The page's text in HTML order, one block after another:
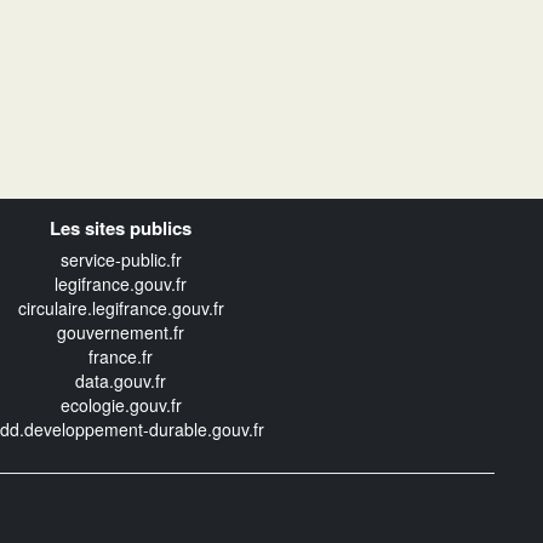
Les sites publics
service-public.fr
legifrance.gouv.fr
circulaire.legifrance.gouv.fr
gouvernement.fr
france.fr
data.gouv.fr
ecologie.gouv.fr
durable.gouv.fr